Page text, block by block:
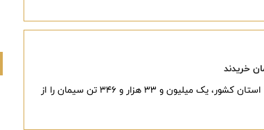
در هفته گذشته، ۴ هزار و ۳۲۴ خریدار از ۳۰ استان کشور، یک میلیون و ۳۳ هزار و ۳۴۶ تن سیمان را از